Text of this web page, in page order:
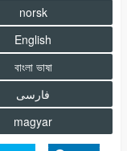
norsk
English
বাংলা ভাষা
فارسى
magyar